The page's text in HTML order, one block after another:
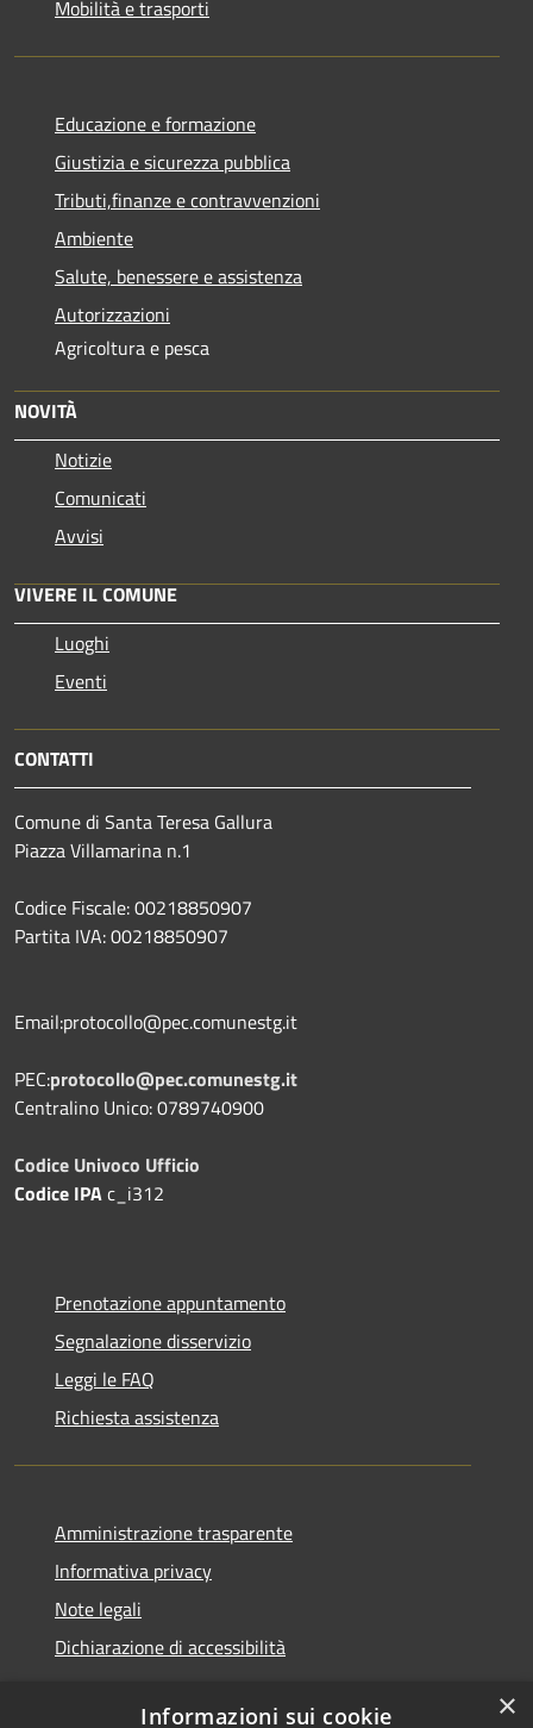
Mobilità e trasporti
Educazione e formazione
Giustizia e sicurezza pubblica
Tributi,finanze e contravvenzioni
Ambiente
Salute, benessere e assistenza
Autorizzazioni
Agricoltura e pesca
NOVITÀ
Notizie
Comunicati
Avvisi
VIVERE IL COMUNE
Luoghi
Eventi
CONTATTI
Comune di Santa Teresa Gallura
Piazza Villamarina n.1
Codice Fiscale: 00218850907
Partita IVA: 00218850907
Email:protocollo@pec.comunestg.it
PEC:protocollo@pec.comunestg.it
Centralino Unico: 0789740900
Codice Univoco Ufficio
Codice IPAc_i312
Prenotazione appuntamento
Segnalazione disservizio
Leggi le FAQ
Richiesta assistenza
Amministrazione trasparente
Informativa privacy
Note legali
Dichiarazione di accessibilità
×
Informazioni sui cookie